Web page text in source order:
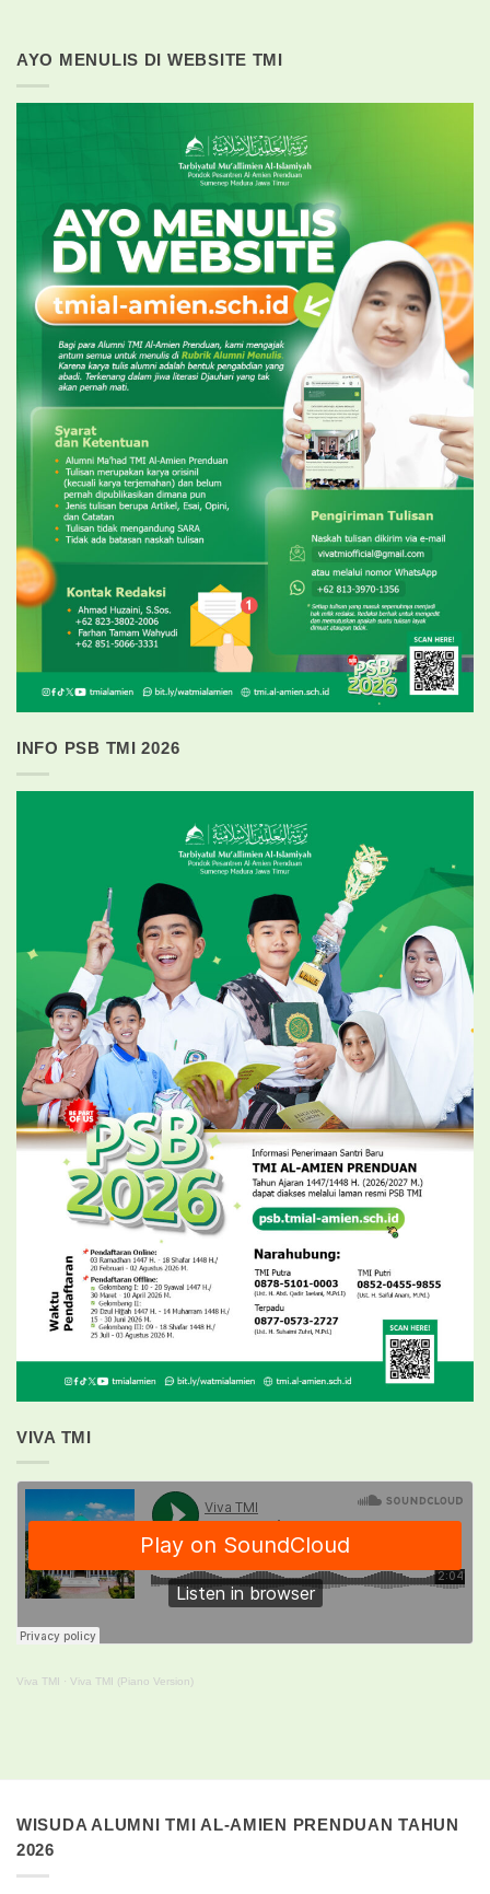
AYO MENULIS DI WEBSITE TMI
INFO PSB TMI 2026
VIVA TMI
Viva TMI · Viva TMI (Piano Version)
WISUDA ALUMNI TMI AL-AMIEN PRENDUAN TAHUN
2026